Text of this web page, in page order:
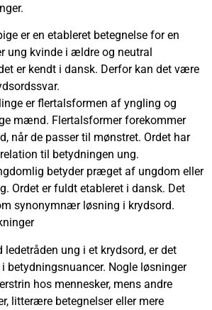
er en etableret betegnelse for en
ung kvinde i ældre og neutral
er kendt i dansk. Derfor kan det være
er flertalsformen af yngling og
mænd. Flertalsformer forekommer
når de passer til mønstret. Ordet har
til betydningen ung.
betyder præget af ungdom eller
Ordet er fuldt etableret i dansk. Det
synonymnær løsning i krydsord.
ledetråden ung i et krydsord, er det
betydningsnuancer. Nogle løsninger
hos mennesker, mens andre
litterære betegnelser eller mere